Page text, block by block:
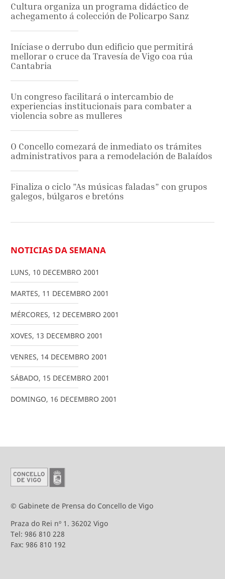
Cultura organiza un programa didáctico de
achegamento á colección de Policarpo Sanz
Iníciase o derrubo dun edificio que permitirá
mellorar o cruce da Travesía de Vigo coa rúa
Cantabria
Un congreso facilitará o intercambio de
experiencias institucionais para combater a
violencia sobre as mulleres
O Concello comezará de inmediato os trámites
administrativos para a remodelación de Balaídos
Finaliza o ciclo ”As músicas faladas” con grupos
galegos, búlgaros e bretóns
NOTICIAS DA SEMANA
LUNS, 10 DECEMBRO 2001
MARTES, 11 DECEMBRO 2001
MÉRCORES, 12 DECEMBRO 2001
XOVES, 13 DECEMBRO 2001
VENRES, 14 DECEMBRO 2001
SÁBADO, 15 DECEMBRO 2001
DOMINGO, 16 DECEMBRO 2001
© Gabinete de Prensa do Concello de Vigo
Praza do Rei nº 1. 36202 Vigo
Tel: 986 810 228
Fax: 986 810 192